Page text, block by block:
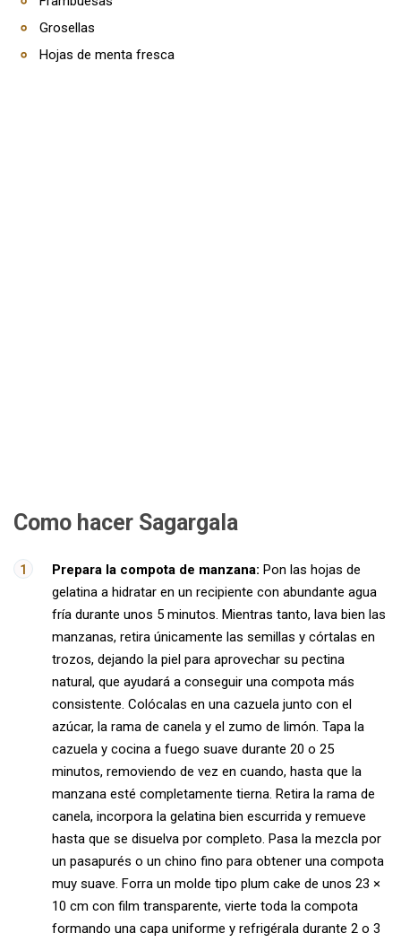
Grosellas
Hojas de menta fresca
Como hacer Sagargala
Prepara la compota de manzana: Pon las hojas de
gelatina a hidratar en un recipiente con abundante agua
fría durante unos 5 minutos. Mientras tanto, lava bien las
manzanas, retira únicamente las semillas y córtalas en
trozos, dejando la piel para aprovechar su pectina
natural, que ayudará a conseguir una compota más
consistente. Colócalas en una cazuela junto con el
azúcar, la rama de canela y el zumo de limón. Tapa la
cazuela y cocina a fuego suave durante 20 o 25
minutos, removiendo de vez en cuando, hasta que la
manzana esté completamente tierna. Retira la rama de
canela, incorpora la gelatina bien escurrida y remueve
hasta que se disuelva por completo. Pasa la mezcla por
un pasapurés o un chino fino para obtener una compota
muy suave. Forra un molde tipo plum cake de unos 23 ×
10 cm con film transparente, vierte toda la compota
formando una capa uniforme y refrigérala durante 2 o 3